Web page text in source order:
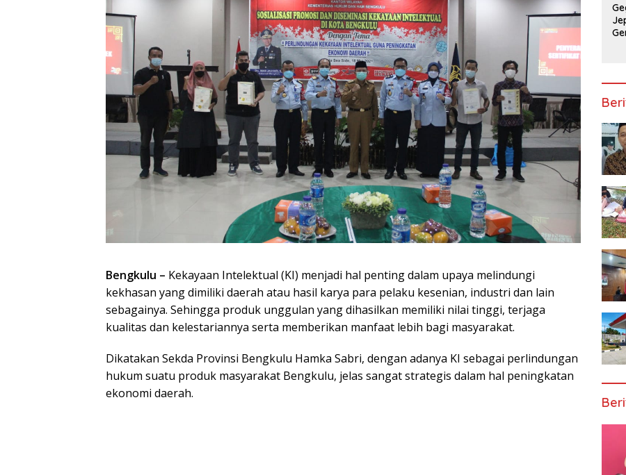
Bengkulu – Kekayaan Intelektual (KI) menjadi hal penting dalam upaya melindungi
kekhasan yang dimiliki daerah atau hasil karya para pelaku kesenian, industri dan lain
sebagainya. Sehingga produk unggulan yang dihasilkan memiliki nilai tinggi, terjaga
kualitas dan kelestariannya serta memberikan manfaat lebih bagi masyarakat.
Dikatakan Sekda Provinsi Bengkulu Hamka Sabri, dengan adanya KI sebagai perlindungan
hukum suatu produk masyarakat Bengkulu, jelas sangat strategis dalam hal peningkatan
ekonomi daerah.